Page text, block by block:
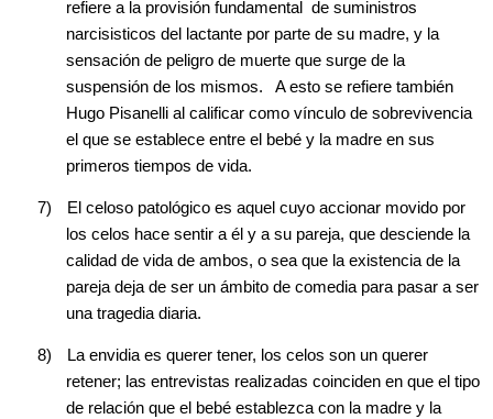
refiere a la provisión fundamental de suministros
narcisisticos del lactante por parte de su madre, y la
sensación de peligro de muerte que surge de la
suspensión de los mismos. A esto se refiere también
Hugo Pisanelli al calificar como vínculo de sobrevivencia
el que se establece entre el bebé y la madre en sus
primeros tiempos de vida.
7)
El celoso patológico es aquel cuyo accionar movido por
los celos hace sentir a él y a su pareja, que desciende la
calidad de vida de ambos, o sea que la existencia de la
pareja deja de ser un ámbito de comedia para pasar a ser
una tragedia diaria.
8)
La envidia es querer tener, los celos son un querer
retener; las entrevistas realizadas coinciden en que el tipo
de relación que el bebé establezca con la madre y la